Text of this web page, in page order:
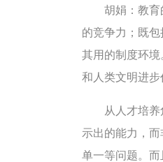
胡娟：教育的
的竞争力；既
其用的制度环
和人类文明进
从人才培养角
示出的能力，
单一等问题。